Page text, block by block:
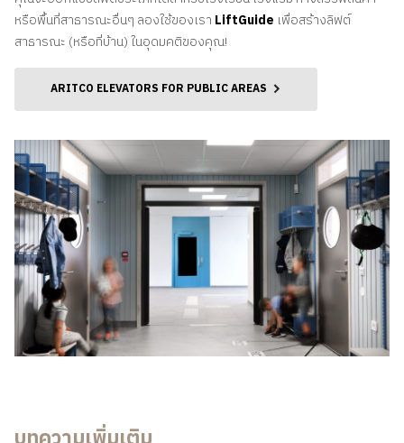
หรือพื้นที่สาธารณะอื่นๆ ลองใช้ของเรา LiftGuide เพื่อสร้างลิฟต์
สาธารณะ (หรือที่บ้าน) ในอุดมคติของคุณ!
ARITCO ELEVATORS FOR PUBLIC AREAS